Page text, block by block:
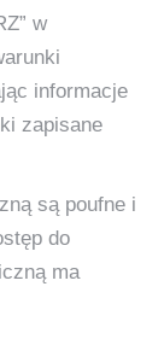
w
informacje
zapisane
są poufne i
do
ma